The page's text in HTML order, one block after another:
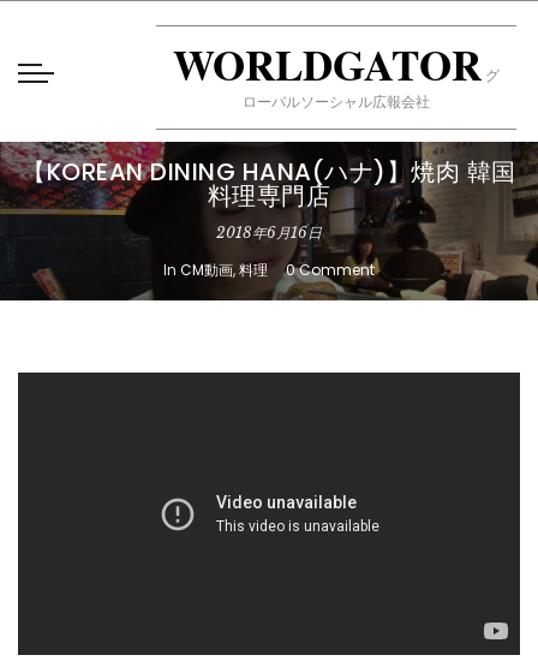
WORLDGATOR グ
ローバルソーシャル広報会社
【KOREAN DINING HANA(ハナ)】焼肉 韓国
料理専門店
2018年6月16日
In CM動画,料理 0 Comment